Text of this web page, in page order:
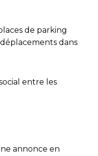
de parking
dans
entre les
annonce en